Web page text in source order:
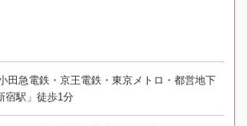
田急電鉄・京王電鉄・東京メトロ・都営地下
宿駅」徒歩1分